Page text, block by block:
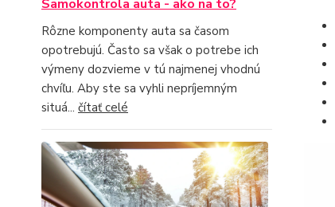
Samokontrola auta - ako na to?
Rôzne komponenty auta sa časom
opotrebujú. Často sa však o potrebe ich
výmeny dozvieme v tú najmenej vhodnú
chvíľu. Aby ste sa vyhli nepríjemným
situá... čítať celé